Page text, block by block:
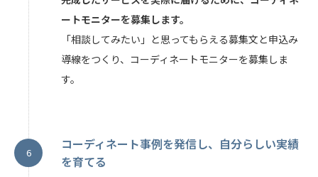
ートモニターを募集します。
「相談してみたい」と思ってもらえる募集文と申込み
導線をつくり、コーディネートモニターを募集しま
す。
コーディネート事例を発信し、自分らしい実績
を育てる